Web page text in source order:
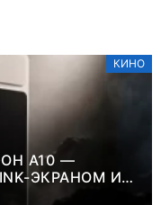
КИНО
A10 —
ЭКРАНОМ И
ЦВЕТНОГО